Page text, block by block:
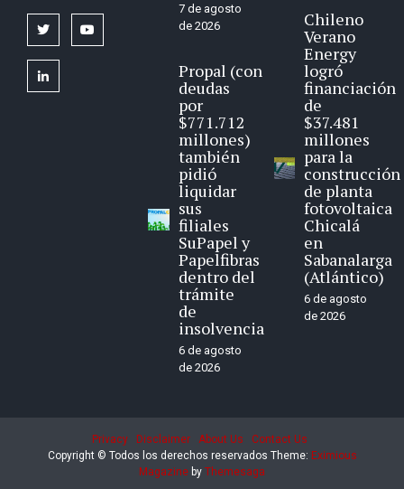
twitter
linkedin
7 de agosto
de 2026
Propal (con
deudas
por
$771.712
millones)
también
pidió
liquidar
sus
filiales
SuPapel y
Papelfibras
dentro del
trámite
de
insolvencia
6 de agosto
de 2026
Chileno
Verano
Energy
logró
financiación
de
$37.481
millones
para la
construcción
de planta
fotovoltaica
Chicalá
en
Sabanalarga
(Atlántico)
6 de agosto
de 2026
Privacy Disclaimer About Us
Contact Us
Copyright © Todos los derechos reservados Theme: Eximious
Magazine by Themesaga